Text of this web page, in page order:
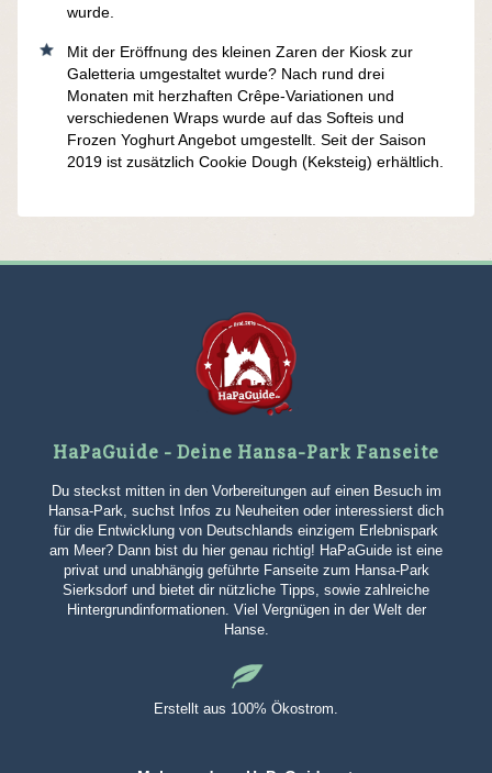
wurde.
Mit der Eröffnung des kleinen Zaren der Kiosk zur
Galetteria umgestaltet wurde? Nach rund drei
Monaten mit herzhaften Crêpe-Variationen und
verschiedenen Wraps wurde auf das Softeis und
Frozen Yoghurt Angebot umgestellt. Seit der Saison
2019 ist zusätzlich Cookie Dough (Keksteig) erhältlich.
HaPaGuide - Deine Hansa-Park Fanseite
Du steckst mitten in den Vorbereitungen auf einen Besuch im
Hansa-Park, suchst Infos zu Neuheiten oder interessierst dich
für die Entwicklung von Deutschlands einzigem Erlebnispark
am Meer? Dann bist du hier genau richtig! HaPaGuide ist eine
privat und unabhängig geführte Fanseite zum Hansa-Park
Sierksdorf und bietet dir nützliche Tipps, sowie zahlreiche
Hintergrundinformationen. Viel Vergnügen in der Welt der
Hanse.
Erstellt aus 100% Ökostrom.